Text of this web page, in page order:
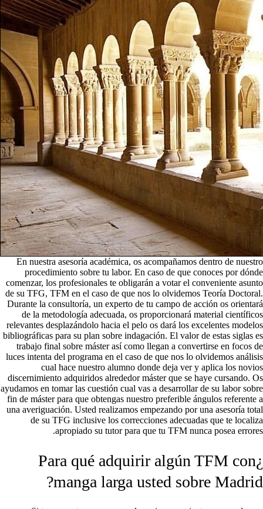
En nuestra asesoría académica, os acompañamos dentro de nuestro
procedimiento sobre tu labor. En caso de que conoces por dónde
comenzar, los profesionales te obligarán a votar el conveniente asunto
de su TFG, TFM en el caso de que nos lo olvidemos Teoría Doctoral.
Durante la consultoría, un experto de tu campo de acción os orientará
de la metodología adecuada, os proporcionará material científicos
relevantes desplazándolo hacia el pelo os dará los excelentes modelos
bibliográficas para su plan sobre indagación. El valor de estas siglas es
trabajo final sobre máster así­ como llegan a convertirse en focos de
luces intenta del programa en el caso de que nos lo olvidemos análisis
cual hace nuestro alumno donde deja ver y aplica los novios
discernimiento adquiridos alrededor máster que se haye cursando. Os
ayudamos en tomar las cuestión cual vas a desarrollar de su labor sobre
fin de máster para que obtengas nuestro preferible ángulos referente a
una averiguación. Usted realizamos empezando por una asesoría total
de su TFG inclusive los correcciones adecuadas que te localiza
apropiado su tutor para que tu TFM nunca posea errores.
¿Para qué adquirir algún TFM con
manga larga usted sobre Madrid?